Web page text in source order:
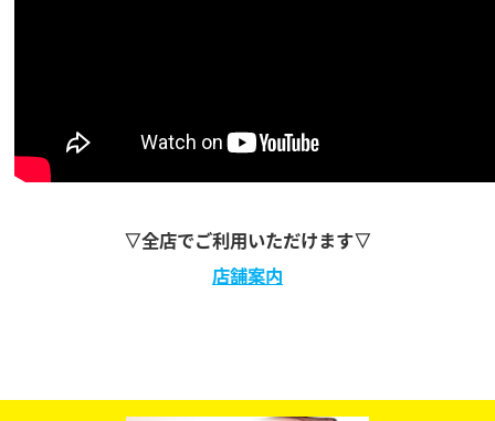
▽全店でご利用いただけます▽
店舗案内